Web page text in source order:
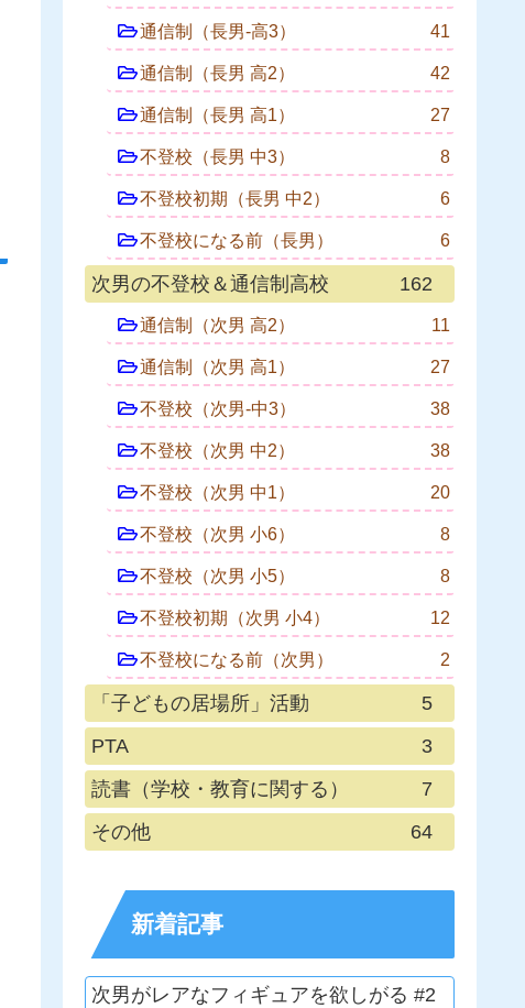
通信制（長男-高3） 41
通信制（長男 高2） 42
通信制（長男 高1） 27
不登校（長男 中3） 8
不登校初期（長男 中2） 6
不登校になる前（長男） 6
次男の不登校＆通信制高校 162
通信制（次男 高2） 11
通信制（次男 高1） 27
不登校（次男-中3） 38
不登校（次男 中2） 38
不登校（次男 中1） 20
不登校（次男 小6） 8
不登校（次男 小5） 8
不登校初期（次男 小4） 12
不登校になる前（次男） 2
「子どもの居場所」活動
5
PTA
3
読書（学校・教育に関する）
7
その他
64
新着記事
次男がレアなフィギュアを欲しがる #2